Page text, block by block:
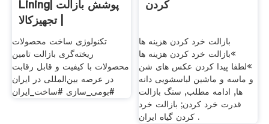
Lining| پوشش بازالت
| تجهیزکالا
تکنولوژی ساخت محصولات
ریخته‌گری بازالت تامین
محصولات با کیفیت و قابل رقابت
در عرصه بین‌المللی در ایران
#بومی_سازی #ساخت_ایران
کردن
بازالت خرد کردن هزینه ها
»بازالت خرد کردن هزینه ها
»لطفا پیدا کردن عکس های شن
و ماسه و ماشین لباسشویی دانه
ها, ادامه مطلب, سنگ بازالت
قدرت خرد کردن; بازالت خرد
کردن گیاه ایران .